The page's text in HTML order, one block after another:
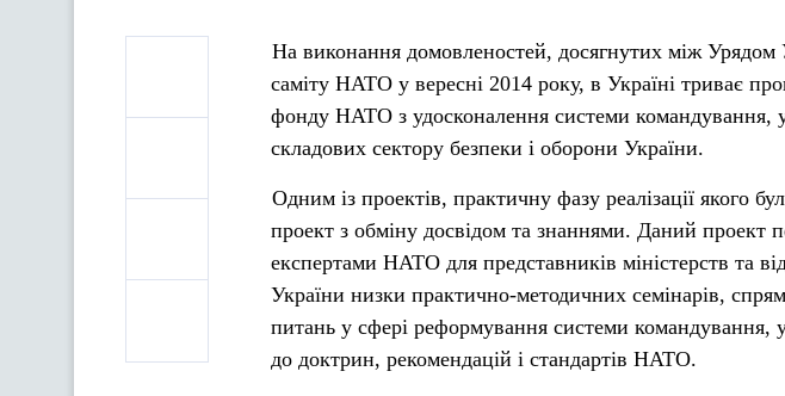
На виконання домовленостей, досягнутих між
саміту НАТО у вересні 2014 року, в Україні триває
фонду НАТО з удосконалення системи командування,
складових сектору безпеки і оборони України.
Одним із проектів, практичну фазу реалізації якого
проект з обміну досвідом та знаннями. Даний проект
експертами НАТО для представників міністерств та
України низки практично-методичних семінарів,
питань у сфері реформування системи командування,
до доктрин, рекомендацій і стандартів НАТО.